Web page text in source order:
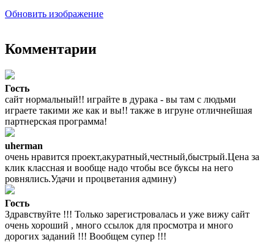
Обновить изображение
Комментарии
Гость
сайт нормальный!! играйте в дурака - вы там с людьми
играете такими же как и вы!! также в игруне отличнейшая
партнерская программа!
uherman
очень нравится проект,акуратный,честный,быстрый.Цена за
клик классная и вообще надо чтобы все буксы на него
ровнялись.Удачи и процветания админу)
Гость
Здравствуйте !!! Только зарегистровалась и уже вижу сайт
очень хороший , много ссылок для просмотра и много
дорогих заданий !!! Вообщем супер !!!